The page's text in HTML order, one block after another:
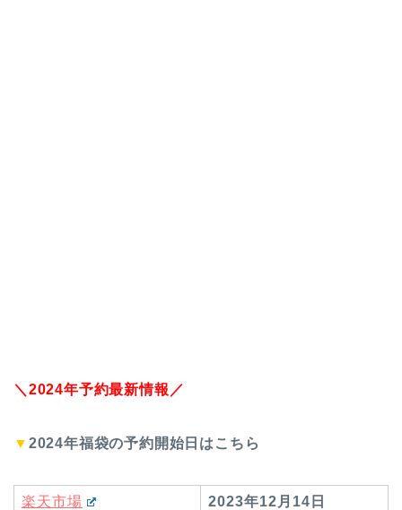
＼2024年予約最新情報／
▼ 2024年福袋の予約開始日はこちら
楽天市場 2023年12月14日